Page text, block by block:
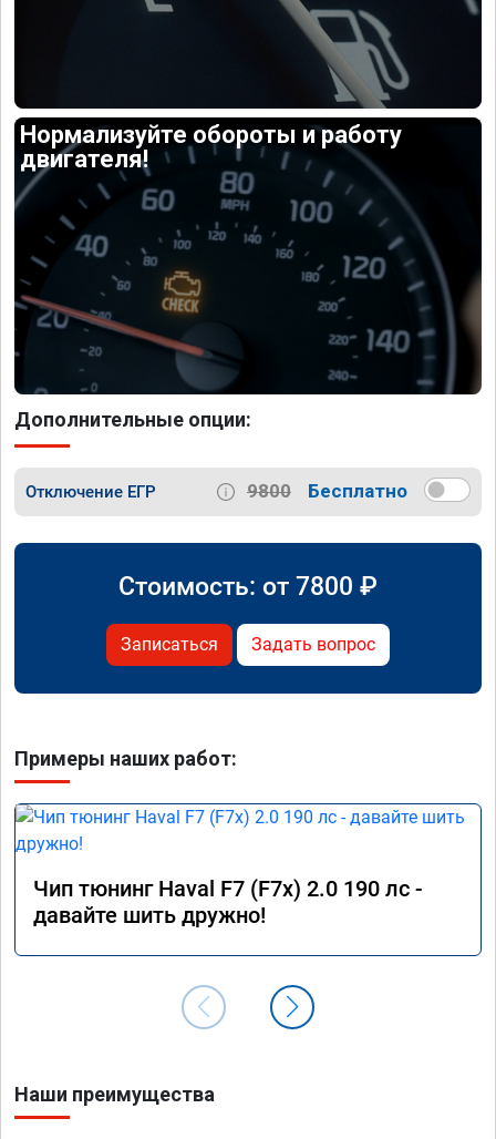
Нормализуйте обороты и работу
двигателя!
Дополнительные опции:
Отключение ЕГР 9800 Бесплатно
Стоимость: от 7800 ₽
Записаться Задать вопрос
Примеры наших работ:
Чип тюнинг Haval F7 (F7x) 2.0 190 лс -
давайте шить дружно!
Наши преимущества